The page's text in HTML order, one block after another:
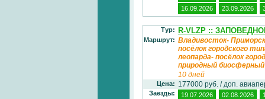
16.09.2026
23.09.2026
Тур: R-VLZP ::
Маршрут: Владивосток-
посёлок городского
леопарда- посёлок
природный биосферный
10 дней
Цена: 177000 руб. / доп.
Заезды: 19.07.2026 02.08.2026